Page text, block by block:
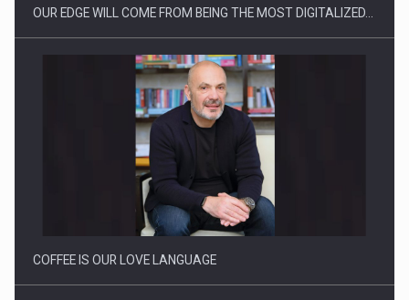
Webinar - Business Evolution-RETHINK STRATEGY-Finantare
Investitii Digitalizare
OUR EDGE WILL COME FROM BEING THE MOST DIGITALIZED…
COFFEE IS OUR LOVE LANGUAGE